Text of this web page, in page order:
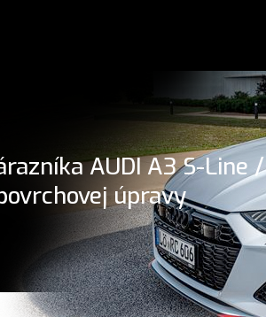
AUDI A3 S-Line /
úpravy